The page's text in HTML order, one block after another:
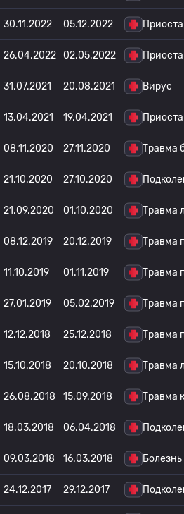
30.11.2022 05.12.2022
26.04.2022 02.05.2022
31.07.2021 20.08.2021 Вирус
13.04.2021 19.04.2021
08.11.2020 27.11.2020 Травма
21.10.2020 27.10.2020
21.09.2020 01.10.2020 Травма
08.12.2019 20.12.2019 Травма
11.10.2019 01.11.2019 Травма
27.01.2019 05.02.2019 Травма
12.12.2018 25.12.2018 Травма
15.10.2018 20.10.2018 Травма
26.08.2018 15.09.2018 Травма
18.03.2018 06.04.2018
09.03.2018 16.03.2018 Болезнь
24.12.2017 29.12.2017